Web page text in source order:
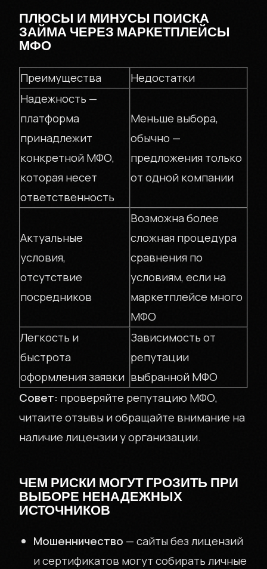
О КОМПАНИИ
INVPOL.RU
КОНТАКТЫ
ПЛЮСЫ И МИНУСЫ ПОИСКА
ЗАЙМА ЧЕРЕЗ МАРКЕТПЛЕЙСЫ
МФО
Преимущества
Недостатки
Надежность —
платформа
принадлежит
конкретной МФО,
которая несет
ответственность
Меньше выбора,
обычно —
предложения только
от одной компании
Актуальные
условия,
отсутствие
посредников
Возможна более
сложная процедура
сравнения по
условиям, если на
маркетплейсе много
МФО
Легкость и
быстрота
оформления заявки
Зависимость от
репутации
выбранной МФО
Совет: проверяйте репутацию МФО,
читаите отзывы и обращайте внимание на
наличие лицензии у организации.
ЧЕМ РИСКИ МОГУТ ГРОЗИТЬ ПРИ
ВЫБОРЕ НЕНАДЕЖНЫХ
ИСТОЧНИКОВ
Мошенничество — сайты без лицензий
и сертификатов могут собирать личные